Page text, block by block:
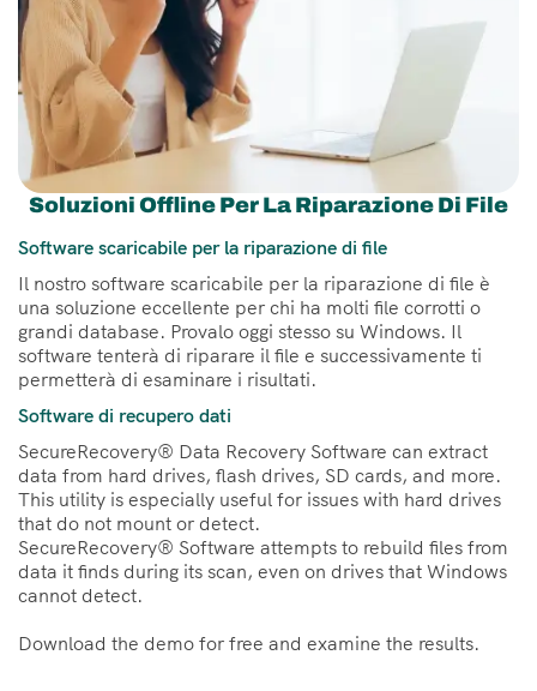
Soluzioni Offline Per La Riparazione Di File
Software scaricabile per la riparazione di file
Il nostro software scaricabile per la riparazione di file è
una soluzione eccellente per chi ha molti file corrotti o
grandi database. Provalo oggi stesso su Windows. Il
software tenterà di riparare il file e successivamente ti
permetterà di esaminare i risultati.
Software di recupero dati
SecureRecovery® Data Recovery Software can extract
data from hard drives, flash drives, SD cards, and more.
This utility is especially useful for issues with hard drives
that do not mount or detect.
SecureRecovery® Software attempts to rebuild files from
data it finds during its scan, even on drives that Windows
cannot detect.
Download the demo for free and examine the results.